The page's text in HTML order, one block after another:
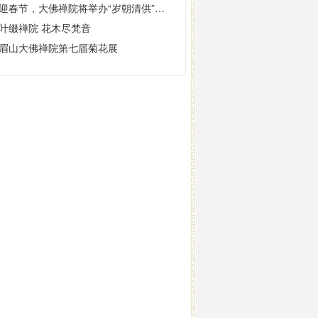
喜迎春节，大佛禅院将举办“岁朝清供”插花展
缀禅院 花木尽梵音
山大佛禅院第七届菊花展